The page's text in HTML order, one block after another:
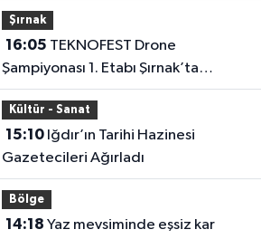
Şırnak
16:05
Şampiyonası 1. Etabı Şırnak’ta
Başladı
Kültür - Sanat
15:10Iğdır’ın Tarihi Hazinesi
Gazetecileri Ağırladı
Bölge
14:18